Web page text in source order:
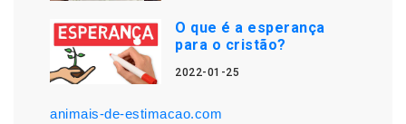
O que é a esperança
para o cristão?
2022-01-25
animais-de-estimacao.com